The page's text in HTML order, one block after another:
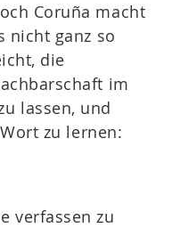
Coruña macht
nicht ganz so
die
im
lassen, und
zu lernen:
verfassen zu